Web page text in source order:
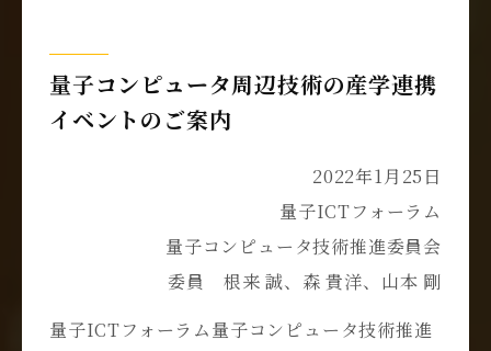
量子コンピュータ周辺技術の産学連携
イベントのご案内
2022年1月25日
量子ICTフォーラム
量子コンピュータ技術推進委員会
委員 根来 誠、森 貴洋、山本 剛
量子ICTフォーラム量子コンピュータ技術推進